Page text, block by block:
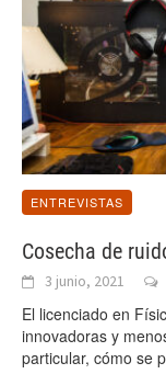
ENTREVISTAS
Cosecha de
3 junio, 2021
El licenciado en
innovadoras y
particular, cómo se